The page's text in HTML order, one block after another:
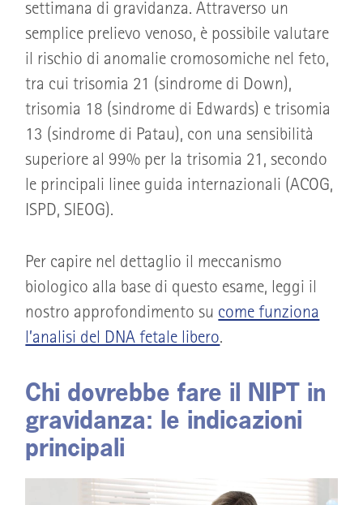
settimana di gravidanza. Attraverso un
semplice prelievo venoso, è possibile valutare
il rischio di anomalie cromosomiche nel feto,
tra cui trisomia 21 (sindrome di Down),
trisomia 18 (sindrome di Edwards) e trisomia
13 (sindrome di Patau), con una sensibilità
superiore al 99% per la trisomia 21, secondo
le principali linee guida internazionali (ACOG,
ISPD, SIEOG).
Per capire nel dettaglio il meccanismo
biologico alla base di questo esame, leggi il
nostro approfondimento su come funziona
l’analisi del DNA fetale libero.
Chi dovrebbe fare il NIPT in
gravidanza: le indicazioni
principali